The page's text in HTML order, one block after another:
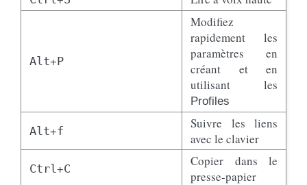
Alt+P
Modifiez
rapidement les
paramètres en
créant et en
utilisant les
Profiles
Alt+f
Suivre les liens
avec le clavier
Ctrl +C
Copier dans le
presse-papier